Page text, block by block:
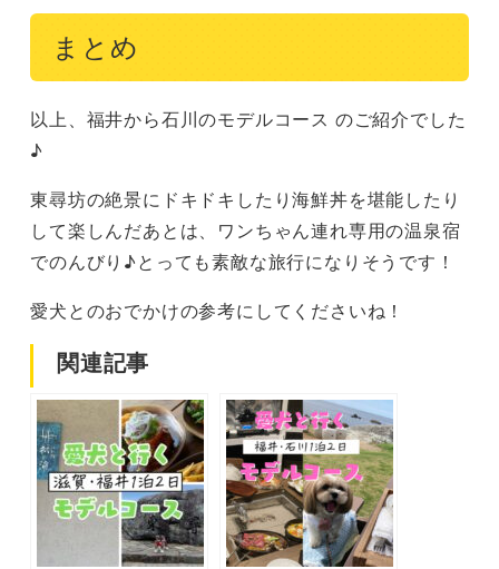
まとめ
以上、福井から石川のモデルコース のご紹介でした
♪
東尋坊の絶景にドキドキしたり海鮮丼を堪能したり
して楽しんだあとは、ワンちゃん連れ専用の温泉宿
でのんびり♪とっても素敵な旅行になりそうです！
愛犬とのおでかけの参考にしてくださいね！
関連記事